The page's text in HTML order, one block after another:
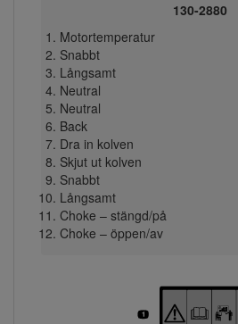
130-2880
Motortemperatur
Snabbt
Långsamt
Neutral
Neutral
Back
Dra in kolven
Skjut ut kolven
Snabbt
Långsamt
Choke – stängd/på
Choke – öppen/av